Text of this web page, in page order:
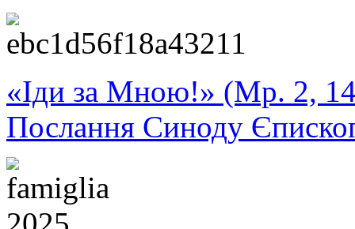
«Іди за Мною!» (Мр. 2,
Послання Синоду